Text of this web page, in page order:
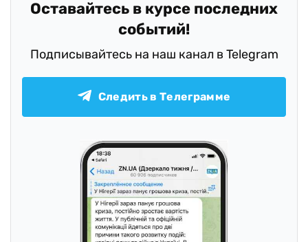
Оставайтесь в курсе последних
событий!
Подписывайтесь на наш канал в Telegram
Следить в Телеграмме